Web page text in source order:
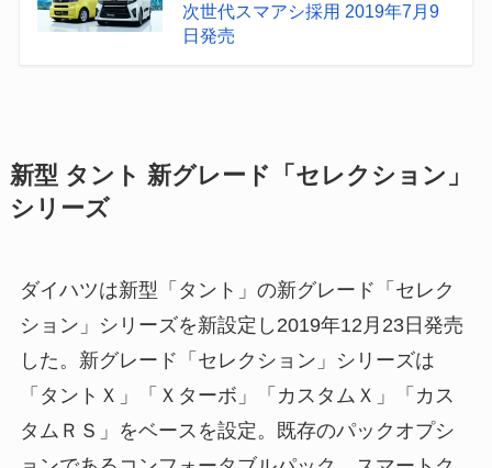
次世代スマアシ採用 2019年7月9
日発売
新型 タント 新グレード「セレクション」
シリーズ
ダイハツは新型「タント」の新グレード「セレク
ション」シリーズを新設定し2019年12月23日発売
した。新グレード「セレクション」シリーズは
「タントＸ」「Ｘターボ」「カスタムＸ」「カス
タムＲＳ」をベースを設定。既存のパックオプシ